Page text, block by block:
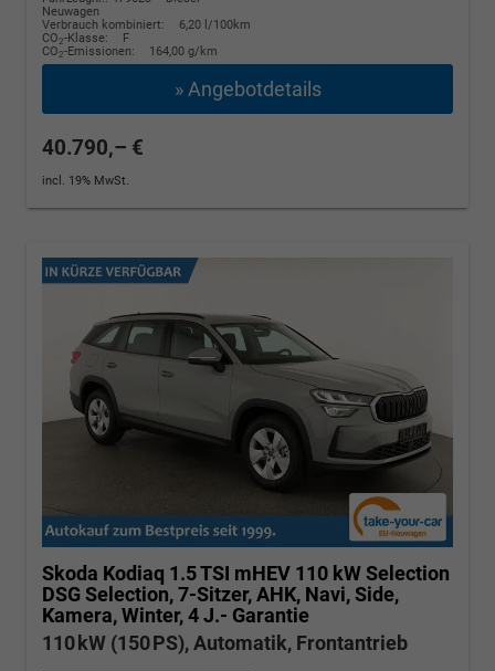
Neuwagen
Verbrauch kombiniert:
6,20 l/100km
CO2-Klasse:
F
CO2-Emissionen: 164,00 g/km
» Angebotdetails
40.790,– €
incl. 19% MwSt.
Skoda Kodiaq 1.5 TSI mHEV 110 kW Selection
DSG Selection, 7-Sitzer, AHK, Navi, Side,
Kamera, Winter, 4 J.- Garantie
110 kW (150 PS), Automatik, Frontantrieb